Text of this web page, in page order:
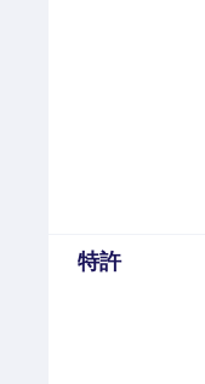
特許